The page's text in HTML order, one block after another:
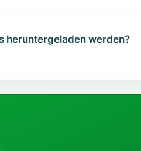
heruntergeladen werden?